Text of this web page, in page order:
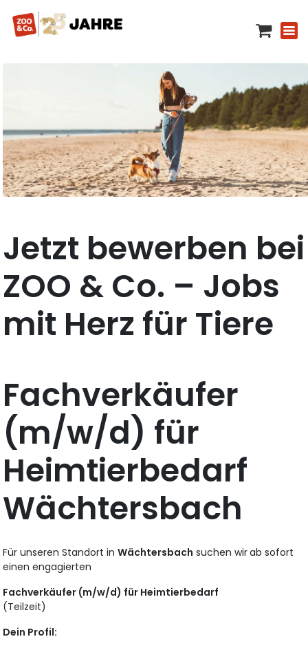
Jetzt bewerben bei
ZOO & Co. – Jobs
mit Herz für Tiere
Fachverkäufer
(m/w/d) für
Heimtierbedarf
Wächtersbach
Für unseren Standort inWächtersbach suchen wirab sofort
einen engagierten
Fachverkäufer (m/w/d) für Heimtierbedarf
(Teilzeit)
Dein Profil: